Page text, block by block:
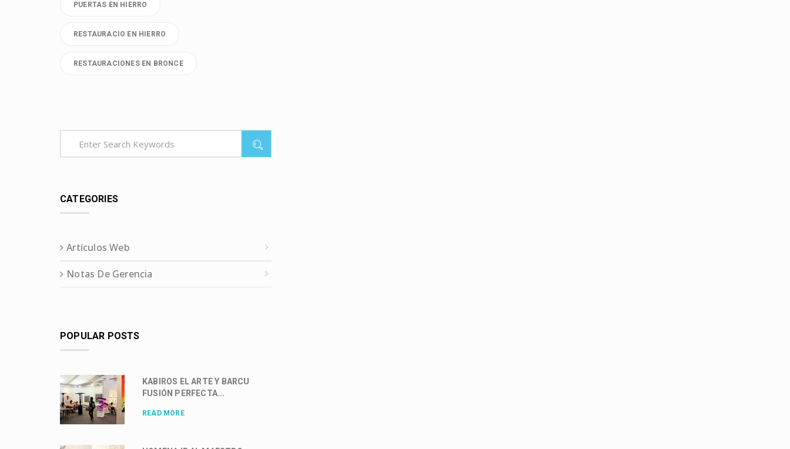
PUERTAS EN HIERRO
RESTAURACIO EN HIERRO
RESTAURACIONES EN BRONCE
CATEGORIES
Artículos Web
Notas De Gerencia
POPULAR POSTS
KABIROS EL ARTE Y BARCU
FUSIÓN PERFECTA...
READ MORE